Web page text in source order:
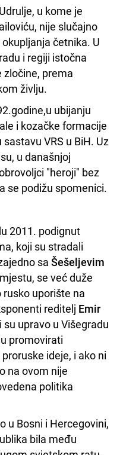
u kome je
nije slučajno
četnika. U
i regiji istočna
zločine, prema
življu.
ubijanju
i kozačke formacije
VRS u BiH. Uz
u današnjoj
"heroji" bez
se podižu spomenici.
2011. podignut
koji su stradali
sa Šešeljevim
se već duže
uporište na
reditelj Emir
su upravo u Višegradu
promovirati
ideje, i ako ni
na ovom nije
politika
u Bosni i Hercegovini,
bila među